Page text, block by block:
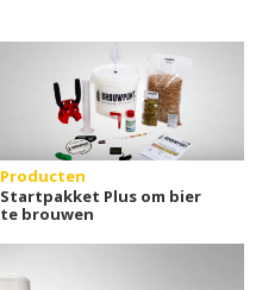
Producten
Startpakket Plus om bier
te brouwen